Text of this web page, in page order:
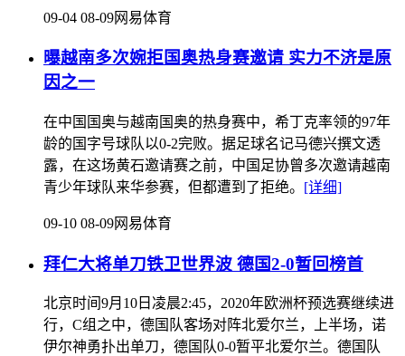
09-04 08-09网易体育
曝越南多次婉拒国奥热身赛邀请 实力不济是原
因之一
在中国国奥与越南国奥的热身赛中，希丁克率领的97年
龄的国字号球队以0-2完败。据足球名记马德兴撰文透
露，在这场黄石邀请赛之前，中国足协曾多次邀请越南
青少年球队来华参赛，但都遭到了拒绝。 [详细]
09-10 08-09网易体育
拜仁大将单刀铁卫世界波 德国2-0暂回榜首
北京时间9月10日凌晨2:45，2020年欧洲杯预选赛继续进
行，C组之中，德国队客场对阵北爱尔兰，上半场，诺
伊尔神勇扑出单刀，德国队0-0暂平北爱尔兰。德国队